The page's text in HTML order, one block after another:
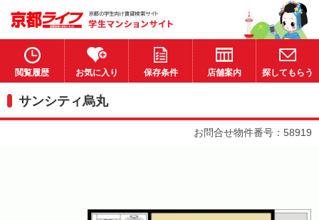
閲覧履歴 お気に入り 保存条件 店舗案内 探してもらう
サンシティ烏丸
お問合せ物件番号：58919